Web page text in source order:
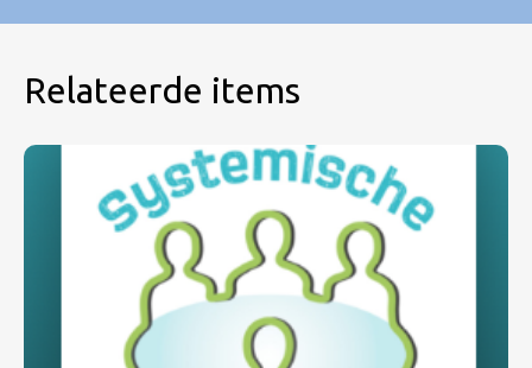
Relateerde items